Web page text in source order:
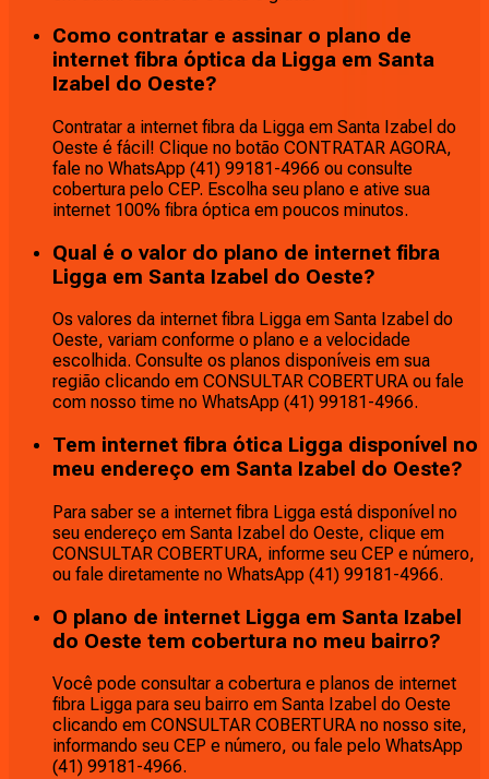
Como contratar e assinar o plano de
internet fibra óptica da Ligga em Santa
Izabel do Oeste?
Contratar a internet fibra da Ligga em Santa Izabel do
Oeste é fácil! Clique no botão CONTRATAR AGORA,
fale no WhatsApp (41) 99181-4966 ou consulte
cobertura pelo CEP. Escolha seu plano e ative sua
internet 100% fibra óptica em poucos minutos.
Qual é o valor do plano de internet fibra
Ligga em Santa Izabel do Oeste?
Os valores da internet fibra Ligga em Santa Izabel do
Oeste, variam conforme o plano e a velocidade
escolhida. Consulte os planos disponíveis em sua
região clicando em CONSULTAR COBERTURA ou fale
com nosso time no WhatsApp (41) 99181-4966.
Tem internet fibra ótica Ligga disponível no
meu endereço em Santa Izabel do Oeste?
Para saber se a internet fibra Ligga está disponível no
seu endereço em Santa Izabel do Oeste, clique em
CONSULTAR COBERTURA, informe seu CEP e número,
ou fale diretamente no WhatsApp (41) 99181-4966.
O plano de internet Ligga em Santa Izabel
do Oeste tem cobertura no meu bairro?
Você pode consultar a cobertura e planos de internet
fibra Ligga para seu bairro em Santa Izabel do Oeste
clicando em CONSULTAR COBERTURA no nosso site,
informando seu CEP e número, ou fale pelo WhatsApp
(41) 99181-4966.